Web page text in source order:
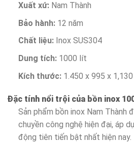
Xuất xứ:Nam Thành
Bảo hành:12 năm
Chất liệu:Inox SUS304
Dung tích:1000 lít
Kích thước:1.450 x 995 x 1,130
Đặc tính nổi trội của bồn inox
Sản phẩm bồn inox Nam Thành
chuyền công nghệ hiện đại, áp
động tiên tiến bật nhất hiện nay.